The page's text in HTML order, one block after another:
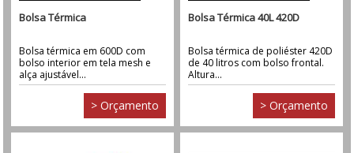
Bolsa Térmica
Bolsa térmica em 600D com
bolso interior em tela mesh e
alça ajustável...
> Orçamento
Bolsa Térmica 40L 420D
Bolsa térmica de poliéster 420D
de 40 litros com bolso frontal.
Altura...
> Orçamento